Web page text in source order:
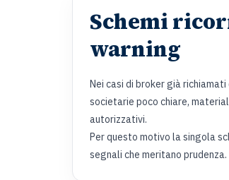
Schemi
warning
Nei casi di broker già
societarie poco chiare,
autorizzativi.
Per questo motivo la singola
segnali che meritano prudenza.